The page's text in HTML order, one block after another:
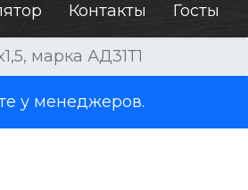
Контакты Госты
марка АД31Т1
у менеджеров.